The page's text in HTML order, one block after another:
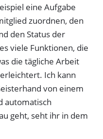
eine Aufgabe
zuordnen, den
den Status der
viele Funktionen, die
die tägliche Arbeit
Ich kann
von einem
automatisch
geht, seht ihr in dem